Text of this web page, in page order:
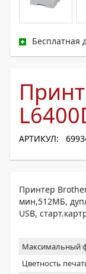
Бесплатная
АРТИКУЛ:
Принтер
мин,512МБ,
USB,
Максимальный
Цветность